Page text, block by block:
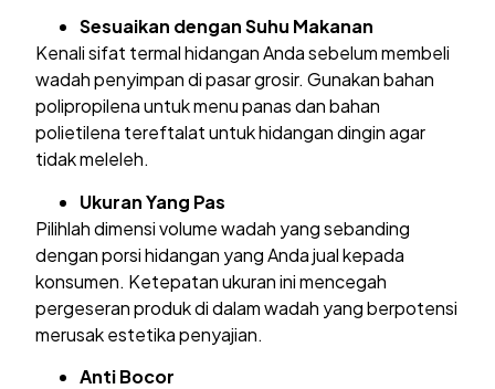
Sesuaikan dengan Suhu Makanan
Kenali sifat termal hidangan Anda sebelum membeli
wadah penyimpan di pasar grosir. Gunakan bahan
polipropilena untuk menu panas dan bahan
polietilena tereftalat untuk hidangan dingin agar
tidak meleleh.
Ukuran Yang Pas
Pilihlah dimensi volume wadah yang sebanding
dengan porsi hidangan yang Anda jual kepada
konsumen. Ketepatan ukuran ini mencegah
pergeseran produk di dalam wadah yang berpotensi
merusak estetika penyajian.
Anti Bocor